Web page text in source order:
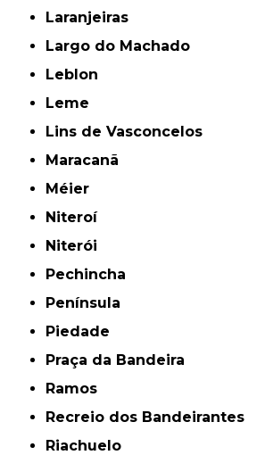
Laranjeiras
Largo do Machado
Leblon
Leme
Lins de Vasconcelos
Maracanã
Méier
Niteroí
Niterói
Pechincha
Península
Piedade
Praça da Bandeira
Ramos
Recreio dos Bandeirantes
Riachuelo